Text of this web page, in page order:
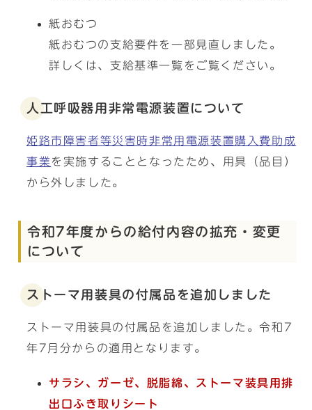
紙おむつ
紙おむつの支給要件を一部見直しました。
詳しくは、支給基準一覧をご覧ください。
人工呼吸器用非常電源装置について
姫路市障害者等災害時非常用電源装置購入費助成
事業を実施することとなったため、用具（品目）
から外しました。
令和7年度からの給付内容の拡充・変更
について
ストーマ用装具の付属品を追加しました
ストーマ用装具の付属品を追加しました。令和7
年7月分からの適用となります。
サラシ、ガーゼ、脱脂綿、ストーマ装具用排
出口ふき取りシート